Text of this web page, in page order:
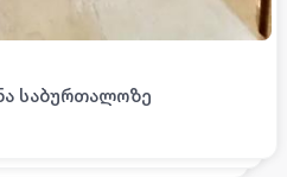
საბურთალოზე